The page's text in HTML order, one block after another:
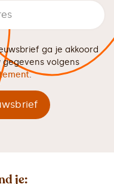
ga je akkoord
volgens
.
je: